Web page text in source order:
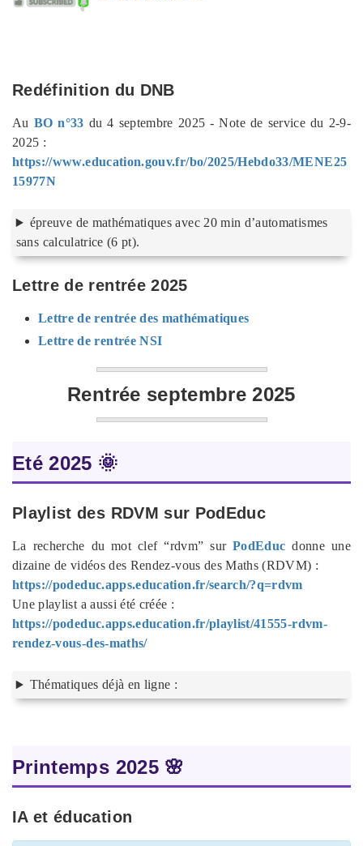
Redéfinition du DNB
Au BO n°33 du 4 septembre 2025 - Note de service du 2-9-
2025 :
https://www.education.gouv.fr/bo/2025/Hebdo33/MENE25
15977N
épreuve de mathématiques avec 20 min d’automatismes
sans calculatrice (6 pt).
Lettre de rentrée 2025
Lettre de rentrée des mathématiques
Lettre de rentrée NSI
Rentrée septembre 2025
Eté 2025 🌞
Playlist des RDVM sur PodEduc
La recherche du mot clef “rdvm” surPodEduc donne une
dizaine de vidéos des Rendez-vous des Maths (RDVM) :
https://podeduc.apps.education.fr/search/?q=rdvm
Une playlist a aussi été créée :
https://podeduc.apps.education.fr/playlist/41555-rdvm-
rendez-vous-des-maths/
Thématiques déjà en ligne :
Printemps 2025 🌸
IA et éducation